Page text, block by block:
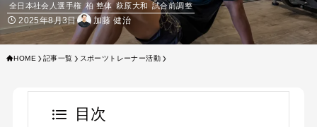
全日本社会人選手権 柏 整体 萩原大和 試合前調整
2025年8月3日 加藤 健治
HOME 記事一覧 スポーツトレーナー活動
目次